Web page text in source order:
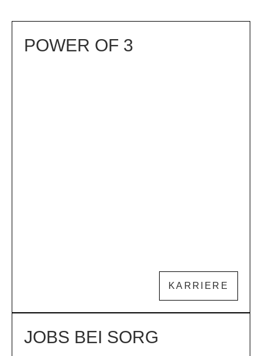
POWER OF 3
KARRIERE
JOBS BEI SORG